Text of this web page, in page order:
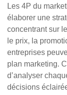
Les 4P du
élaborer une
concentrant sur
le prix, la
entreprises
plan marketing.
d’analyser
décisions